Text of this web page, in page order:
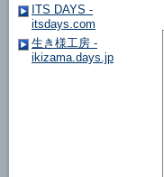
ITS DAYS -
itsdays.com
生き様工房 -
ikizama.days.jp